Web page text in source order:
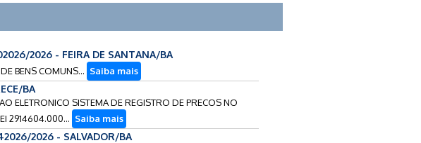
2026 - FEIRA DE SANTANA/BA
BENS COMUNS... Saiba mais
BA
ELETRONICO SISTEMA DE REGISTRO DE PRECOS NO
2914604.000... Saiba mais
2026 - SALVADOR/BA